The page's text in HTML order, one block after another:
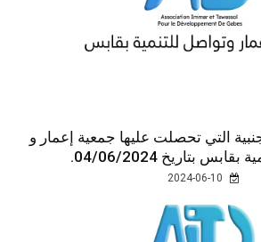
التي تحصلت عليها جمعية إعمار و
بتاريخ 04/06/2024.